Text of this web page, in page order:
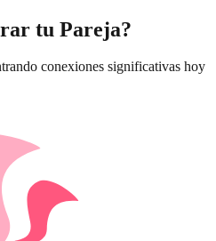
tu Pareja?
conexiones significativas hoy